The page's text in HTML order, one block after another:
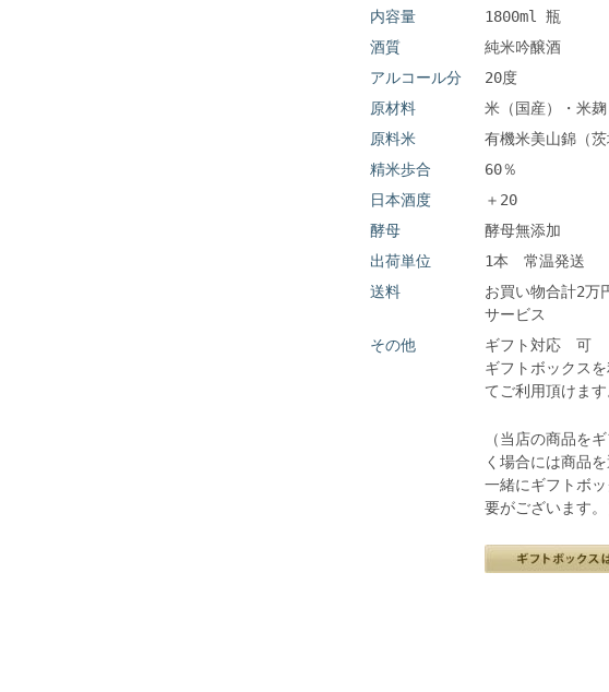
内容量
1800ml 瓶
酒質
純米吟醸酒
アルコール分
20度
原材料
米（国産）・米麹
原料米
有機米美山錦（茨
精米歩合
60％
日本酒度
＋20
酵母
酵母無添加
出荷単位
1本 常温発送
送料
お買い物合計2
サービス
その他
ギフト対応 可
ギフトボックス
てご利用頂けます
（当店の商品を
く場合には商品
一緒にギフトボ
要がございます。